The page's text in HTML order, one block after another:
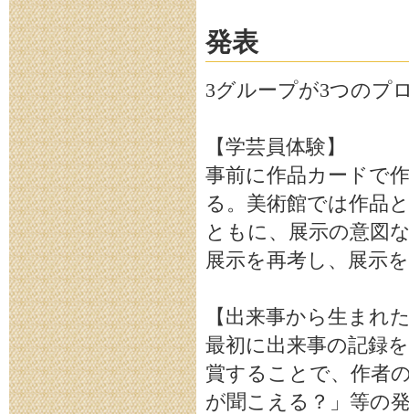
発表
3グループが3つのプ
【学芸員体験】
事前に作品カードで
る。美術館では作品
ともに、展示の意図
展示を再考し、展示
【出来事から生まれ
最初に出来事の記録
賞することで、作者
が聞こえる？」等の